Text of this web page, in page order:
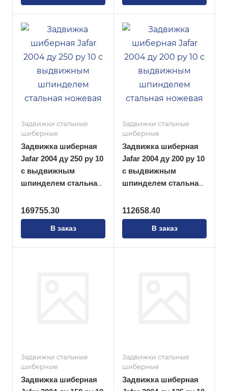
Задвижки стальные
шиберные
Задвижка шиберная
Jafar 2004 ду 250 ру 10
с выдвижным
шпинделем стальная
169755.30
В заказ
Задвижки стальные
шиберные
Задвижка шиберная
Jafar 2004 ду 200 ру 10
с выдвижным
шпинделем стальная
112658.40
В заказ
Задвижки стальные
шиберные
Задвижка шиберная
Задвижки стальные
шиберные
Задвижка шиберная